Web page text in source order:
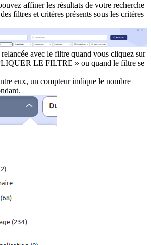
affiner les résultats de votre recherche
filtres et critères présents sous les critères
avec le filtre quand vous cliquez sur
LE FILTRE » ou quand le filtre se
eux, un compteur indique le nombre